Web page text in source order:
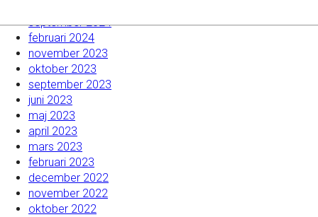
september 2024
februari 2024
november 2023
oktober 2023
september 2023
juni 2023
maj 2023
april 2023
mars 2023
februari 2023
december 2022
november 2022
oktober 2022